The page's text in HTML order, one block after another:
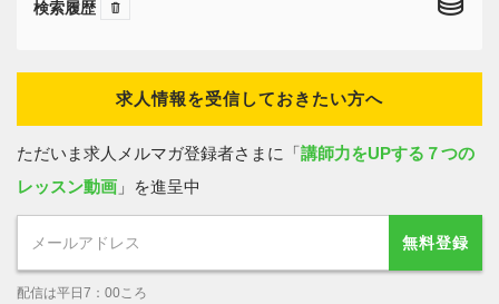
検索履歴
求人情報を受信しておきたい方へ
ただいま求人メルマガ登録者さまに「 講師力をUPする７つの
レッスン動画 」を進呈中
無料登録
配信は平日7：00ころ